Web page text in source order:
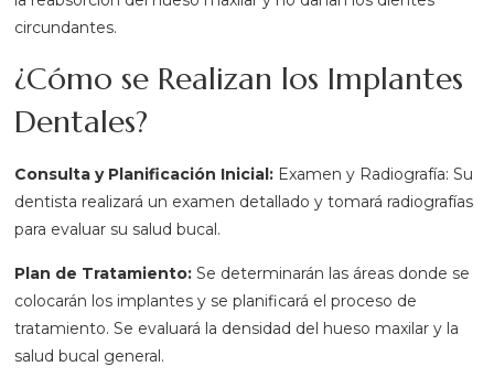
circundantes.
¿Cómo se Realizan los Implantes
Dentales?
Consulta y Planificación Inicial: Examen y Radiografía: Su
dentista realizará un examen detallado y tomará radiografías
para evaluar su salud bucal.
Plan de Tratamiento:Se determinarán las áreas donde se
colocarán los implantes y se planificará el proceso de
tratamiento. Se evaluará la densidad del hueso maxilar y la
salud bucal general.